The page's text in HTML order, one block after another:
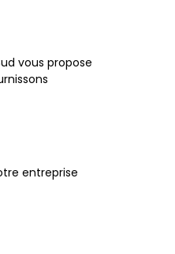
vous propose
entreprise